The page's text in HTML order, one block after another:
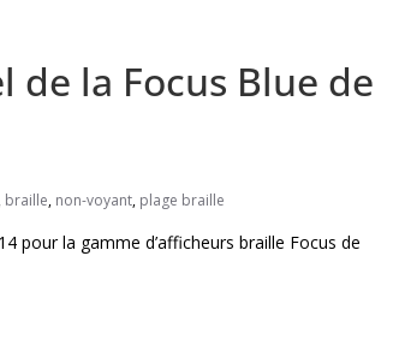
la Focus Blue de
, braille, non-voyant, plage braille
pour la gamme d’afficheurs braille Focus de